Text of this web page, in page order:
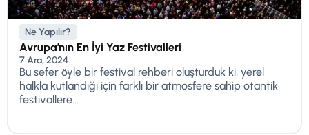
Ne Yapılır?
Avrupa’nın En İyi Yaz Festivalleri
7 Ara, 2024
Bu sefer öyle bir festival rehberi oluşturduk ki, yerel
halkla kutlandığı için farklı bir atmosfere sahip otantik
festivallere...